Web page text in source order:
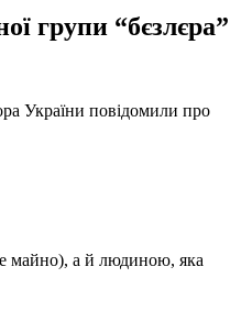
групи “бєзлєра”
України повідомили про
майно), а й людиною, яка